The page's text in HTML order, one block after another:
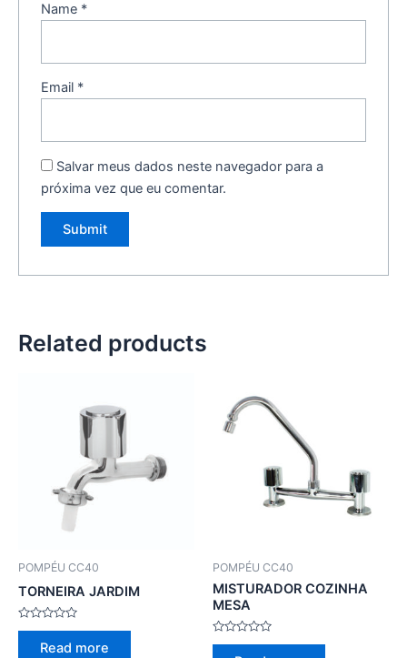
Name *
Email *
Salvar meus dados neste navegador para a
próxima vez que eu comentar.
Related products
POMPÉU CC40
TORNEIRA JARDIM
Rated
Read more
POMPÉU CC40
MISTURADOR COZINHA
MESA
Rated